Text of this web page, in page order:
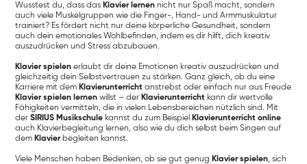
Wusstest du, dass das Klavier lernen nicht nur Spaß macht, sondern
auch viele Muskelgruppen wie die Finger-, Hand- und Armmuskulatur
trainiert? Es fördert nicht nur deine körperliche Gesundheit, sondern
auch dein emotionales Wohlbefinden, indem es dir hilft, dich kreativ
auszudrücken und Stress abzubauen.
Klavier spielen erlaubt dir deine Emotionen kreativ auszudrücken und
gleichzeitig dein Selbstvertrauen zu stärken. Ganz gleich, ob du eine
Karriere mit dem Klavierunterricht anstrebst oder einfach nur aus Freude
Klavier spielen lernen willst – der Klavierunterricht kann dir wertvolle
Fähigkeiten vermitteln, die in vielen Lebensbereichen nützlich sind. Mit
derSIRIUS Musikschule kannst du zum Beispiel Klavierunterricht online
auch Klavierbegleitung lernen, also wie du dich selbst beim Singen auf
dem Klavier begleiten kannst.
Viele Menschen haben Bedenken, ob sie gut genug Klavier spielen, sich